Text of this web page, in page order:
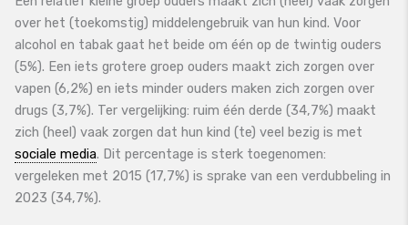
over het (toekomstig) middelengebruik van hun kind. Voor
alcohol en tabak gaat het beide om één op de twintig ouders
(5%). Een iets grotere groep ouders maakt zich zorgen over
vapen (6,2%) en iets minder ouders maken zich zorgen over
drugs (3,7%). Ter vergelijking: ruim één derde (34,7%) maakt
zich (heel) vaak zorgen dat hun kind (te) veel bezig is met
sociale media. Dit percentage is sterk toegenomen:
vergeleken met 2015 (17,7%) is sprake van een verdubbeling in
2023 (34,7%).